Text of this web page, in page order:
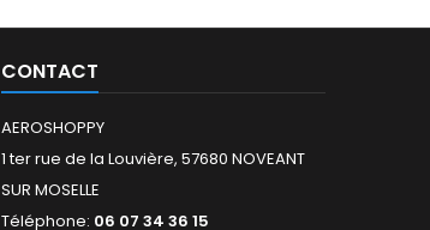
CONTACT
AEROSHOPPY
1 ter rue de la Louvière, 57680 NOVEANT
SUR MOSELLE
Téléphone: 06 07 34 36 15